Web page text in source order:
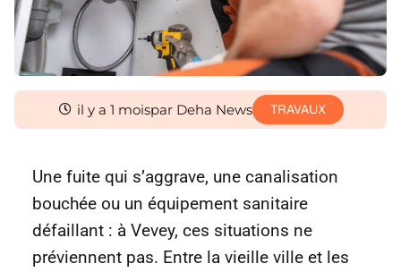
il y a 1 moispar Deha News TRAVAUX
Une fuite qui s’aggrave, une canalisation
bouchée ou un équipement sanitaire
défaillant : à Vevey, ces situations ne
préviennent pas. Entre la vieille ville et les